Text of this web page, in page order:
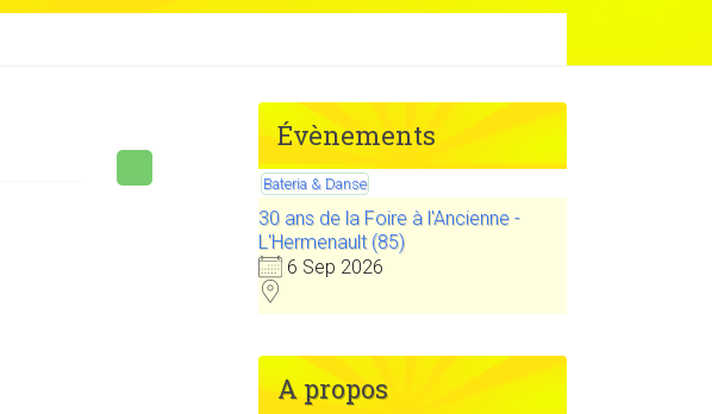
Évènements
Bateria & Danse
30 ans de la Foire à l'Ancienne -
L'Hermenault (85)
6 Sep 2026
A propos